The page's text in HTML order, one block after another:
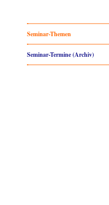
Seminar-Themen
Seminar-Termine (Archiv)